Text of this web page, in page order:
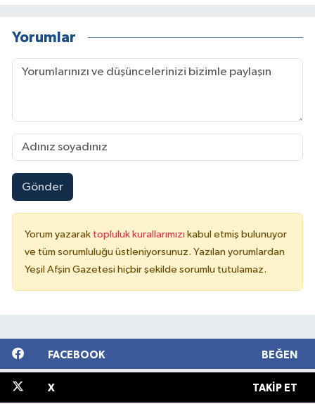
Yorumlar
Gönder
Yorum yazarak topluluk kurallarımızı kabul etmiş bulunuyor
ve tüm sorumluluğu üstleniyorsunuz. Yazılan yorumlardan
Yeşil Afşin Gazetesi hiçbir şekilde sorumlu tutulamaz.
FACEBOOK BEĞEN
X TAKIP ET